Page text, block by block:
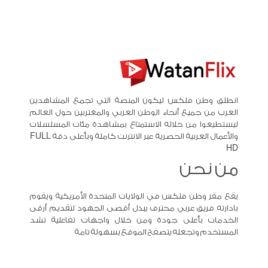
انطلق وطن فلكس ليكون المنصة التي تجمع المشاهدين
العرب من جميع أنحاء الوطن العربي والمغتربين حول العالم
ليستطيعوا من خلاله الاستمتاع بمشاهدة مئات المسلسلات
والأعمال العربية الحصرية عبر الانترنت كاملة وبأعلى دقة FULL
HD
من نحن
يقع مقر وطن فلكس في الولايات المتحدة الأمريكية ويقوم
بادارته فريق عربي محترف يبذل أقصى الجهود لتقديم أرقى
الخدمات بأعلى جودة ومن خلال واجهات تفاعلية تشد
المستخدم وتجعله يتصفح الموقع بسهولة تامة